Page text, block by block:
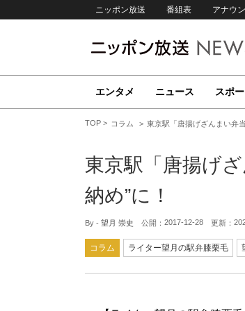
ニッポン放送 番組表 アナウ
エンタメ ニュース スポ
TOP コラム 東京駅「唐揚げざんまい弁
東京駅「唐揚げ
納め”に！
By - 望月 崇史 公開： 2017-12-28 更新：
コラム ライター望月の駅弁膝栗毛